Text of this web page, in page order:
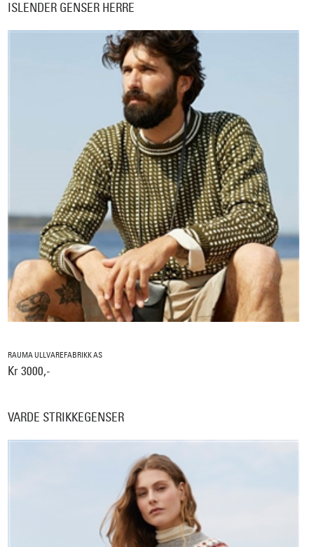
ISLENDER GENSER HERRE
RAUMA ULLVAREFABRIKK AS
Kr 3000,-
VARDE STRIKKEGENSER